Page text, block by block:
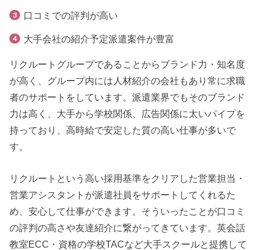
口コミでの評判が高い
大手会社の紹介予定派遣案件が豊富
リクルートグループであることからブランド力・知名度
が高く、グループ内には人材紹介の会社もあり常に求職
者のサポートをしています。派遣業界でもそのブランド
力は高く、大手から学校関係、広告関係に太いパイプを
持っており、高時給で安定した質の高い仕事が多いで
す。
リクルートという高い採用基準をクリアした営業担当・
営業アシスタントが派遣社員をサポートしてくれるた
め、安心して仕事ができます。そういったことが口コミ
の評判の高さや友達紹介に繋がってきています。英会話
教室ECC・資格の学校TACなど大手スクールと提携して